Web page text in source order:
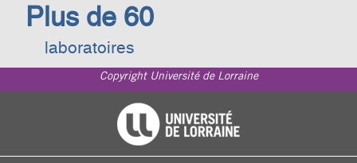
Plus de 60
laboratoires
Copyright Université de Lorraine
Université de Lorraine